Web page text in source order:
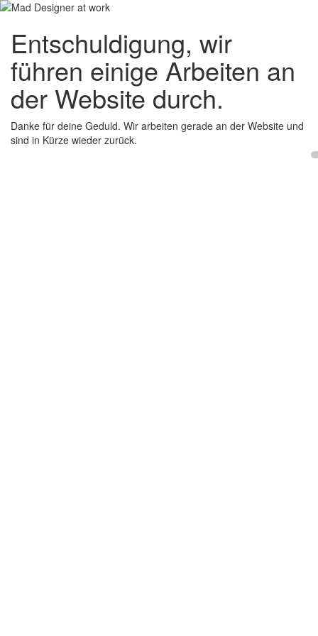
Entschuldigung, wir
führen einige Arbeiten an
der Website durch.
Danke für deine Geduld. Wir arbeiten gerade an der Website und
sind in Kürze wieder zurück.